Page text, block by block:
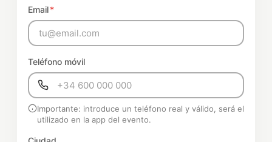
Email*
Teléfono móvil
Importante: introduce un teléfono real y válido, será el
utilizado en la app del evento.